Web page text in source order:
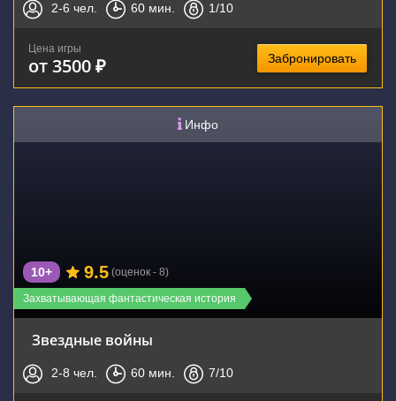
2-6 чел. 60 мин. 1/10
Цена игры
от 3500 ₽ Забронировать
Инфо
Захватывающая фантастическая история
10+ 9.5 (оценок - 8)
Звездные войны
2-8 чел. 60 мин. 7/10